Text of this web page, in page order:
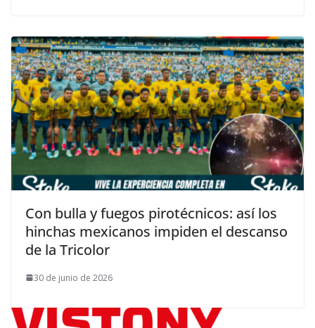
Con bulla y fuegos pirotécnicos: así los
hinchas mexicanos impiden el descanso
de la Tricolor
30 de junio de 2026